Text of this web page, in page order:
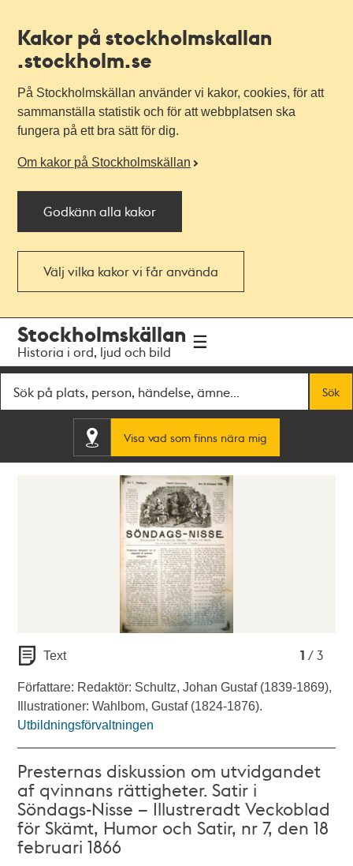
Kakor på stockholmskallan
.stockholm.se
På Stockholmskällan använder vi kakor, cookies, för att
sammanställa statistik och för att webbplatsen ska
fungera på ett bra sätt för dig.
Om kakor på Stockholmskällan
Godkänn alla kakor
Välj vilka kakor vi får använda
navigationen
huvudinnehållet
Stockholmskällan
Historia i ord, ljud och bild
Sök
Visa vad som finns nära mig
1 / 3
Text
Författare: Redaktör: Schultz, Johan Gustaf (1839-1869),
Illustrationer: Wahlbom, Gustaf (1824-1876).
Utbildningsförvaltningen
Presternas diskussion om utvidgandet
af qvinnans rättigheter. Satir i
Söndags-Nisse – Illustreradt Veckoblad
för Skämt, Humor och Satir, nr 7, den 18
februari 1866